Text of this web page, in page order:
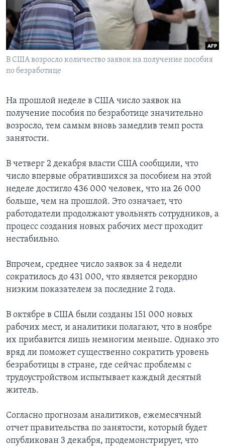
Learning English
СОЦИАЛЬНЫЕ СЕТИ
В США возросло количество заявок на получение пособия
по безработице
На прошлой неделе в США число заявок на
получение пособия по безработице значительно
возросло, тем самым вновь замедлив темп роста
занятости.
В четверг 2 декабря власти США сообщили, что
число впервые обратившихся за пособием на этой
неделе достигло 436 000 человек, что на 26 000
больше, чем на прошлой. Это означает, что
работодатели продолжают увольнять сотрудников, а
процесс создания новых рабочих мест проходит
нестабильно.
Впрочем, среднее число заявок за 4 недели
сократилось до 431 000, что является рекордно
низким показателем за последние 2 года.
В октябре в США были созданы 151 000 новых
рабочих мест, и аналитики полагают, что в ноябре
их прибавится лишь немногим меньше. Однако это
вряд ли поможет существенно сократить уровень
безработицы в стране, где сейчас проблемы с
трудоустройством испытывает каждый десятый
житель.
Согласно прогнозам аналитиков, ежемесячный
отчет правительства по занятости, который будет
опубликован 3 декабря, продемонстрирует, что